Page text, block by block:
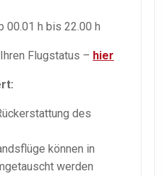
00.01 h bis 22.00 h
Flugstatus – hier
des
können in
werden